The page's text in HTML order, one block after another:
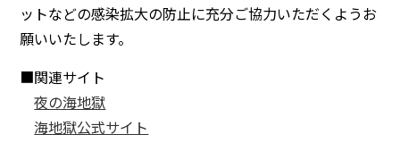
ットなどの感染拡大の防止に充分ご協力いただくようお
願いいたします。
■関連サイト
夜の海地獄
海地獄公式サイト